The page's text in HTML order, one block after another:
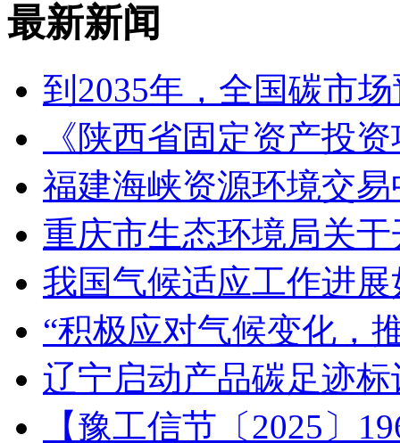
最新新闻
到2035年，全国碳市
《陕西省固定资产投
福建海峡资源环境交
重庆市生态环境局关
我国气候适应工作进
“积极应对气候变化，
辽宁启动产品碳足迹
【豫工信节〔2025〕